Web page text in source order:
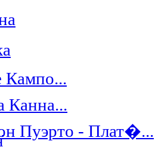
Кампо...
Канна...
Пуэрто - Плат�...